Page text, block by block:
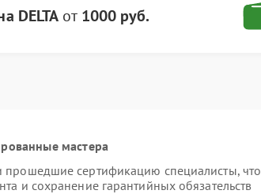
DELTA от 1000 руб.
мастера
прошедшие сертификацию специалисты, что
и сохранение гарантийных обязательств